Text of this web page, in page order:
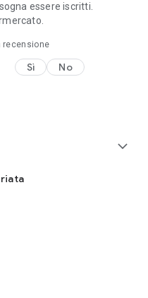
essere iscritti.
recensione
Sì No
expand_more